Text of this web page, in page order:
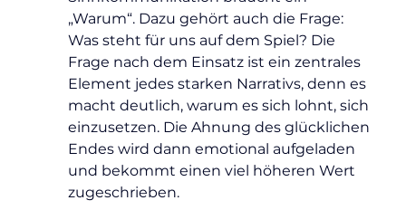
„Warum“. Dazu gehört auch die Frage:
Was steht für uns auf dem Spiel? Die
Frage nach dem Einsatz ist ein zentrales
Element jedes starken Narrativs, denn es
macht deutlich, warum es sich lohnt, sich
einzusetzen. Die Ahnung des glücklichen
Endes wird dann emotional aufgeladen
und bekommt einen viel höheren Wert
zugeschrieben.